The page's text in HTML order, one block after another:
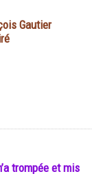
Gautier
trompée et mis